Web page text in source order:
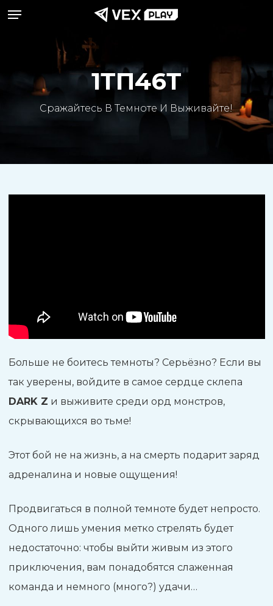
Перейти
содержанию
Меню
1ТП46Т
Сражайтесь В Темноте И Выживайте!
Больше не боитесь темноты? Серьёзно? Если вы
так уверены, войдите в самое сердце склепа
DARK Z и выживите среди орд монстров,
скрывающихся во тьме!
Этот бой не на жизнь, а на смерть подарит заряд
адреналина и новые ощущения!
Продвигаться в полной темноте будет непросто.
Одного лишь умения метко стрелять будет
недостаточно: чтобы выйти живым из этого
приключения, вам понадобятся слаженная
команда и немного (много?) удачи…